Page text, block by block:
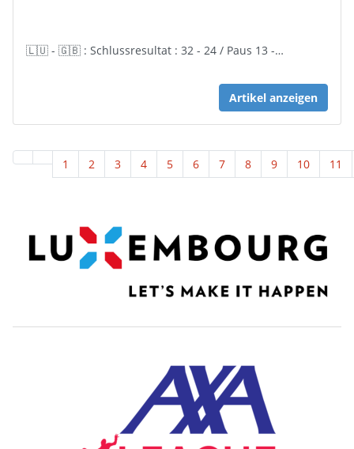
🇱🇺 - 🇬🇧 : Schlussresultat : 32 - 24 / Paus 13 -…
Artikel anzeigen
1 2 3 4 5 6 7 8 9 10 11